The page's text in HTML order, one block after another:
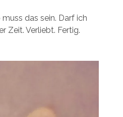
das sein. Darf ich
Zeit. Verliebt. Fertig.